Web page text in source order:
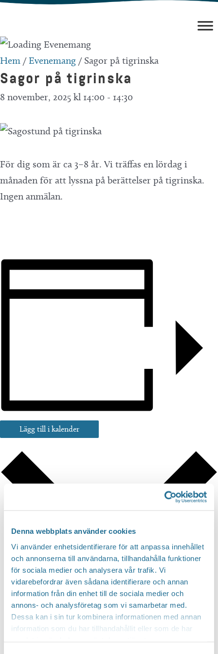
Denna webbplats använder cookies
Vi använder enhetsidentifierare för att anpassa innehållet
och annonserna till användarna, tillhandahålla funktioner
för sociala medier och analysera vår trafik. Vi
vidarebefordrar även sådana identifierare och annan
information från din enhet till de sociala medier och
annons- och analysföretag som vi samarbetar med.
Dessa kan i sin tur kombinera informationen med annan
information som du har tillhandahållit eller som de har
Hoppa
innehåll
Hem /Evenemang / Sagor på tigrinska
Sagor på tigrinska
8 november, 2025 kl 14:00 - 14:30
För dig som är ca 3–8 år. Vi träffas en lördag i
månaden för att lyssna på berättelser på tigrinska.
Ingen anmälan.
Lägg till i kalender
Google Kalender
iCalendar